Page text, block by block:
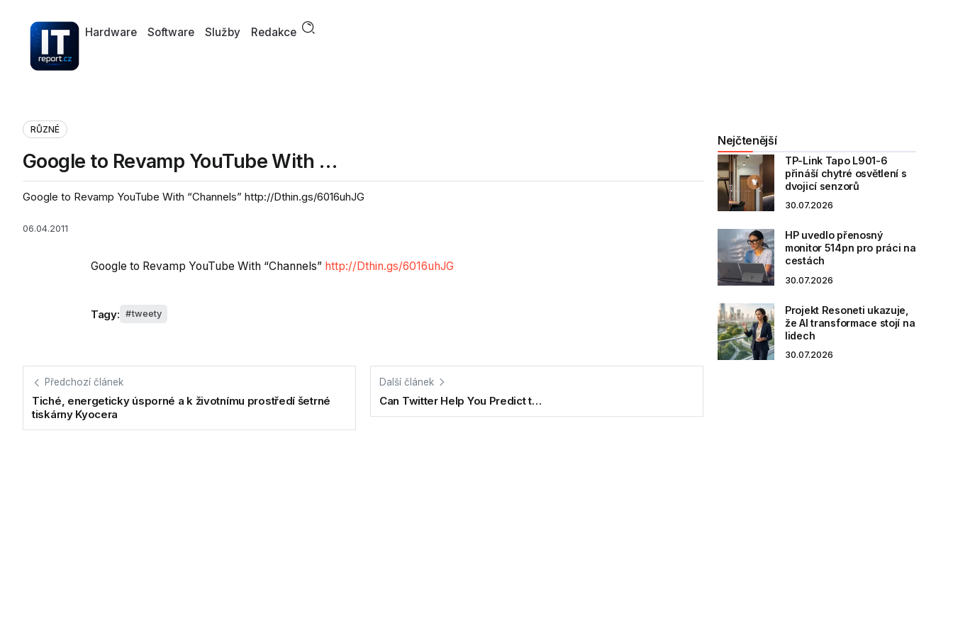
Hardware Software Služby Redakce
RŮZNÉ
Google to Revamp YouTube With …
Google to Revamp YouTube With “Channels” http://Dthin.gs/6016uhJG
06.04.2011
Google to Revamp YouTube With “Channels” http://Dthin.gs/6016uhJG
Tagy: tweety
Předchozí článek
Tiché, energeticky úsporné a k životnímu prostředí šetrné
tiskárny Kyocera
Další článek
Can Twitter Help You Predict t…
Nejčtenější
TP-Link Tapo L901-6
přináší chytré osvětlení s
dvojicí senzorů
30.07.2026
HP uvedlo přenosný
monitor 514pn pro práci na
cestách
30.07.2026
Projekt Resoneti ukazuje,
že AI transformace stojí na
lidech
30.07.2026